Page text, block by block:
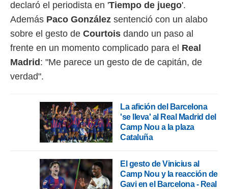
o acceder
datos
perfiles
utilizar
declaró el periodista en 'Tiempo de juego'.
Además Paco González sentenció con un alabo
sobre el gesto de Courtois dando un paso al
frente en un momento complicado para el Real
Madrid : "Me parece un gesto de de capitán, de
verdad".
La afición del Barcelona
'se lleva' al Real Madrid del
Camp Nou a la plaza
Cataluña
El gesto de Vinicius al
Camp Nou y la reacción de
Gavi en el Barcelona - Real